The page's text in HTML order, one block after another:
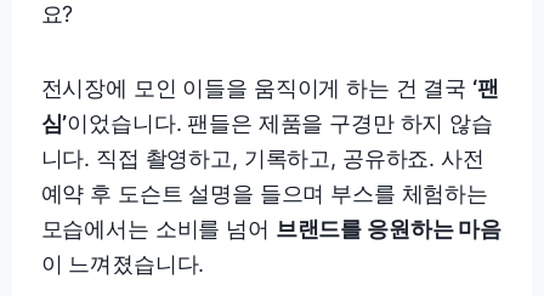
요?
전시장에 모인 이들을 움직이게 하는 건 결국 ‘팬
심’이었습니다. 팬들은 제품을 구경만 하지 않습
니다. 직접 촬영하고, 기록하고, 공유하죠. 사전
예약 후 도슨트 설명을 들으며 부스를 체험하는
모습에서는 소비를 넘어 브랜드를 응원하는 마음
이 느껴졌습니다.